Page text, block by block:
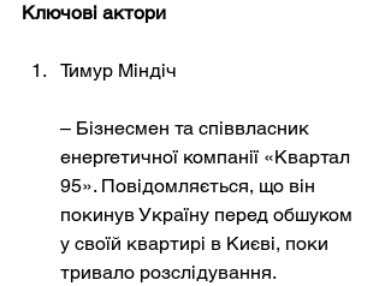
Ключові актори
Тимур Міндіч
– Бізнесмен та співвласник
енергетичної компанії «Квартал
95». Повідомляється, що він
покинув Україну перед обшуком
у своїй квартирі в Києві, поки
тривало розслідування.